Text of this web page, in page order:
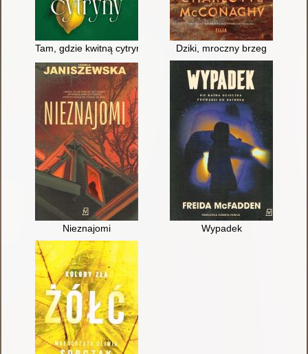
Tam, gdzie kwitną cytryny Dziki, mroczny brzeg
Nieznajomi Wypadek